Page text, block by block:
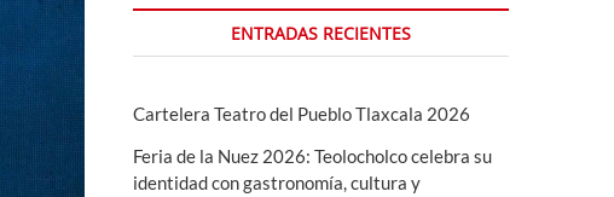
e
ENTRADAS RECIENTES
Cartelera Teatro del Pueblo Tlaxcala 2026
Feria de la Nuez 2026: Teolocholco celebra su
identidad con gastronomía, cultura y